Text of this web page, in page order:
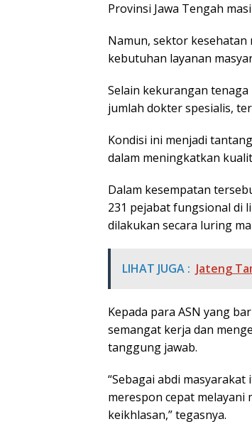
Provinsi Jawa Tengah
Namun, sektor
kebutuhan layanan
Selain kekurangan
jumlah dokter spesialis,
Kondisi ini menjadi
dalam meningkatkan
Dalam kesempatan
231 pejabat fungsional di
dilakukan secara luring
LIHAT JUGA : Jateng
Kepada para ASN yang
semangat kerja dan
tanggung jawab.
“Sebagai abdi
merespon cepat melayani
keikhlasan,” tegasnya.